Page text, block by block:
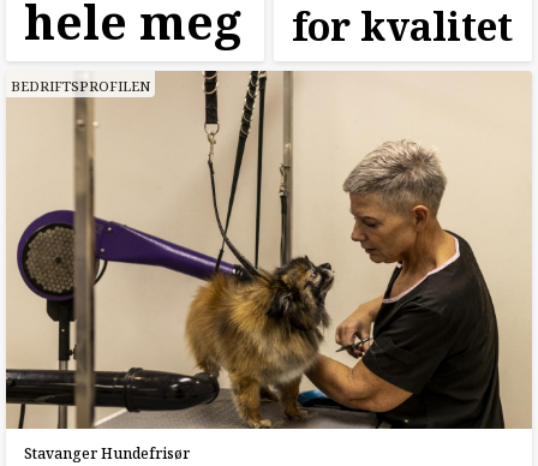
hele meg
for kvalitet
BEDRIFTSPROFILEN
Stavanger Hundefrisør